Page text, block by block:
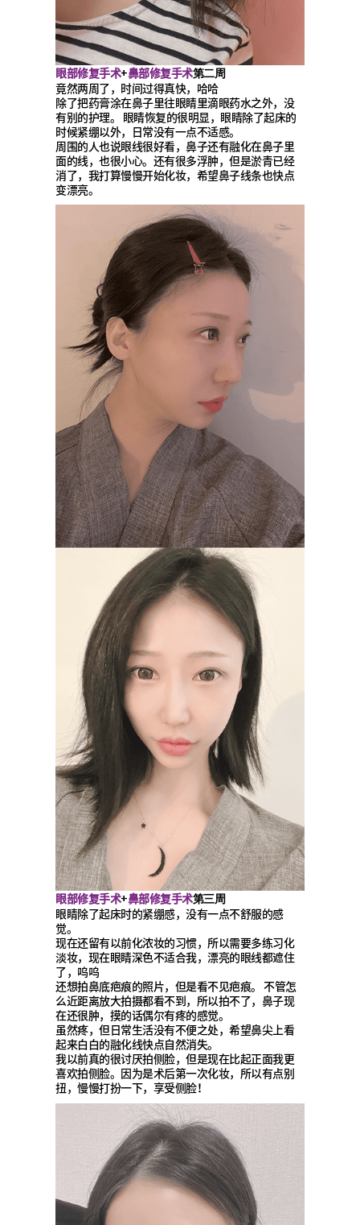
眼部修复手术+鼻部修复手术第二周
竟然两周了，时间过得真快，哈哈
除了把药膏涂在鼻子里往眼睛里滴眼药水之外，没
有别的护理。 眼睛恢复的很明显，眼睛除了起床的
时候紧绷以外，日常没有一点不适感。
周围的人也说眼线很好看，鼻子还有融化在鼻子里
面的线，也很小心。还有很多浮肿，但是淤青已经
消了，我打算慢慢开始化妆，希望鼻子线条也快点
变漂亮。
眼部修复手术+鼻部修复手术第三周
眼睛除了起床时的紧绷感，没有一点不舒服的感
觉。
现在还留有以前化浓妆的习惯，所以需要多练习化
淡妆，现在眼睛深色不适合我，漂亮的眼线都遮住
了，呜呜
还想拍鼻底疤痕的照片，但是看不见疤痕。 不管怎
么近距离放大拍摄都看不到，所以拍不了，鼻子现
在还很肿，摸的话偶尔有疼的感觉。
虽然疼，但日常生活没有不便之处，希望鼻尖上看
起来白白的融化线快点自然消失。
我以前真的很讨厌拍侧脸，但是现在比起正面我更
喜欢拍侧脸。因为是术后第一次化妆，所以有点别
扭，慢慢打扮一下，享受侧脸！